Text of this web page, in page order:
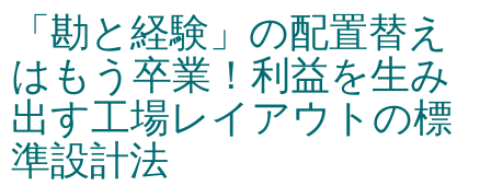
「勘と経験」の配置替え
はもう卒業！利益を生み
出す工場レイアウトの標
準設計法